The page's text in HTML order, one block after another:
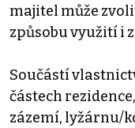
majitel může
způsobu využití i
Součástí
částech
zázemí, lyžárnu/